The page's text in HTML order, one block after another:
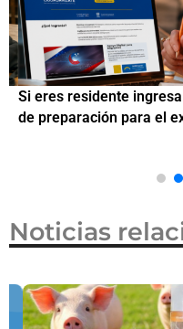
Si eres residente
de preparación para el
Noticias